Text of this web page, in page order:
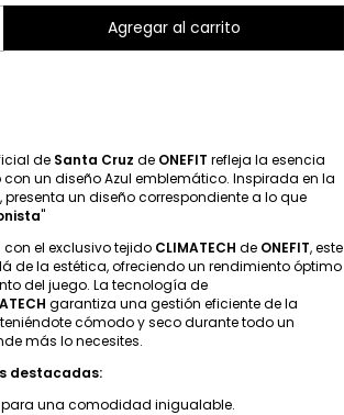
de Santa Cruz de ONEFIT refleja la esencia
un diseño Azul emblemático. Inspirada en la
presenta un diseño correspondiente a lo que
"
el exclusivo tejido CLIMATECH de ONEFIT, este
de la estética, ofreciendo un rendimiento óptimo
del juego. La tecnología de
garantiza una gestión eficiente de la
cómodo y seco durante todo un
más lo necesites.
destacadas:
una comodidad inigualable.